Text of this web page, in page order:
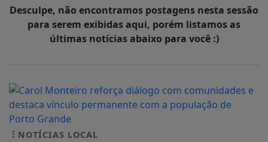
Desculpe, não encontramos postagens nesta sessão
para serem exibidas aqui, porém listamos as
últimas notícias abaixo para você :)
NOTÍCIAS LOCAL